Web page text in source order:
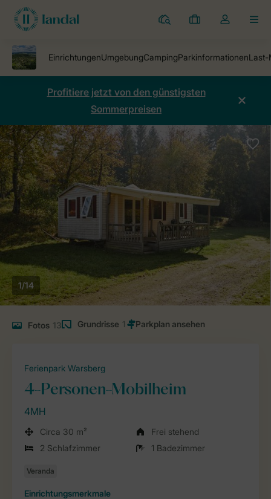
Ferienparks
Meine
Dropdown-
öffnen
Profitiere jetzt von den günstigsten
Sommerpreisen
1/14
Fotos 13 Grundrisse 1
Ferienpark Warsberg
4-Personen-Mobilheim
4MH
Circa 30 m²
Frei stehend
2 Schlafzimmer
1 Badezimmer
Einrichtungsmerkmale